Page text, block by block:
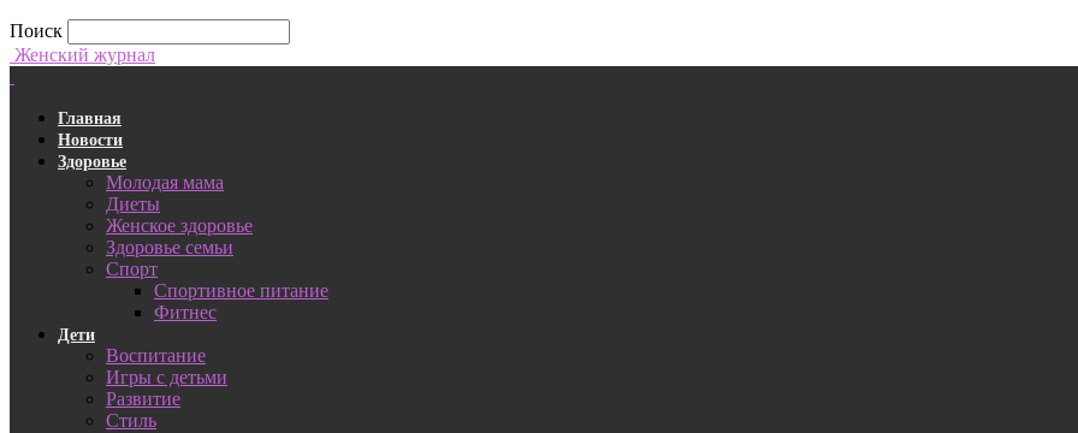
Поиск
Женский журнал
Главная
Новости
Здоровье
Молодая мама
Диеты
Женское здоровье
Здоровье семьи
Спорт
Спортивное питание
Фитнес
Дети
Воспитание
Игры с детьми
Развитие
Стиль